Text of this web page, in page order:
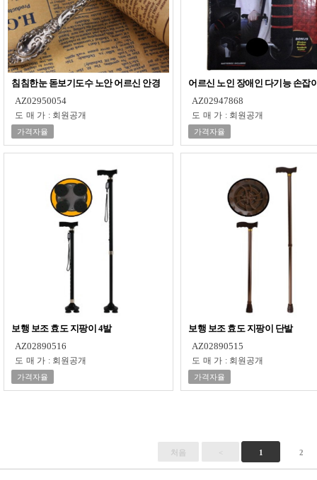
침침한눈 돋보기도수 노안 어르신 안경
AZ02950054
도매가 : 회원공개
가격자율
어르신 노인 장애인 다기능 손잡
AZ02947868
도매가 : 회원공개
가격자율
보행 보조 효도 지팡이 4발
AZ02890516
도매가 : 회원공개
가격자율
보행 보조 효도 지팡이 단발
AZ02890515
도매가 : 회원공개
가격자율
처음 < 1 2